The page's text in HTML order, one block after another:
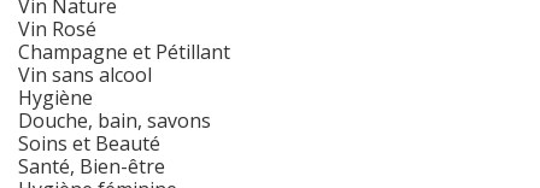
Vin Nature
Vin Rosé
Champagne et Pétillant
Vin sans alcool
Hygiène
Douche, bain, savons
Soins et Beauté
Santé, Bien-être